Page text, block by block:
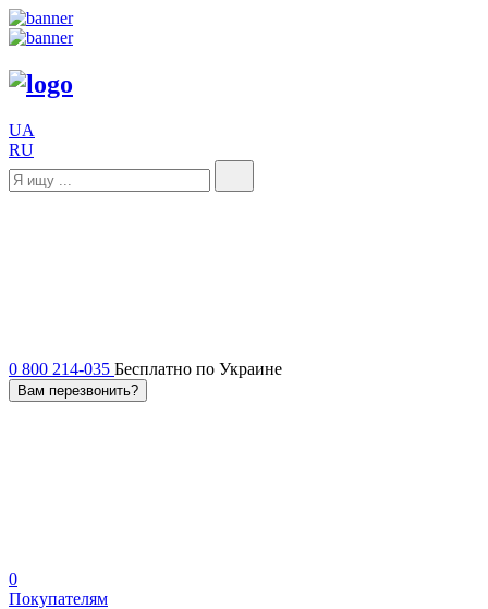
UA
RU
0 800 214-035 Бесплатно по Украине
Вам перезвонить?
0
Покупателям